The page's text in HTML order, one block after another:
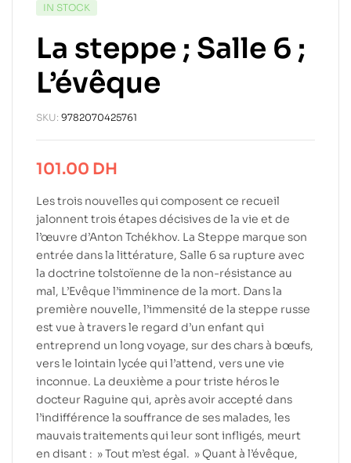
IN STOCK
La steppe ; Salle 6 ;
L’évêque
SKU: 9782070425761
101.00 DH
Les trois nouvelles qui composent ce recueil
jalonnent trois étapes décisives de la vie et de
l’œuvre d’Anton Tchékhov. La Steppe marque son
entrée dans la littérature, Salle 6 sa rupture avec
la doctrine tolstoïenne de la non-résistance au
mal, L’Evêque l’imminence de la mort. Dans la
première nouvelle, l’immensité de la steppe russe
est vue à travers le regard d’un enfant qui
entreprend un long voyage, sur des chars à bœufs,
vers le lointain lycée qui l’attend, vers une vie
inconnue. La deuxième a pour triste héros le
docteur Raguine qui, après avoir accepté dans
l’indifférence la souffrance de ses malades, les
mauvais traitements qui leur sont infligés, meurt
en disant : » Tout m’est égal. » Quant à l’évêque,